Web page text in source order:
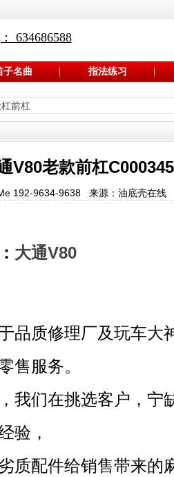
634686588
子名曲 指法练习
前杠
V80老款前杠
192-9634-9638 来源：油底壳在线
大通V80
品质修理厂及玩车大
售服务。
我们在挑选客户，宁
验，
质配件给销售带来的